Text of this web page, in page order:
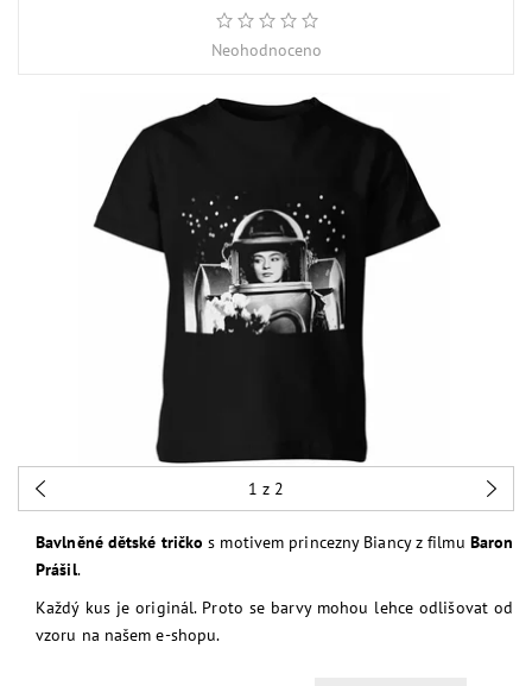
Neohodnoceno
1 z 2
Bavlněné dětské tričko s motivem princezny Biancy z filmu Baron
Prášil.
Každý kus je originál. Proto se barvy mohou lehce odlišovat od
vzoru na našem e-shopu.